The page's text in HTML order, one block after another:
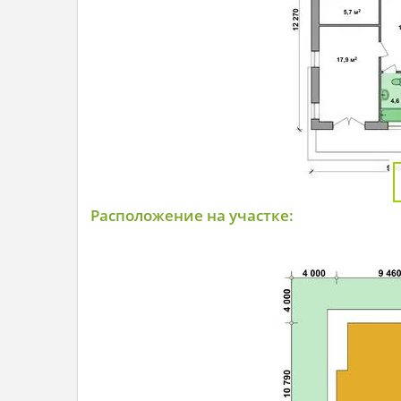
Расположение на участке: